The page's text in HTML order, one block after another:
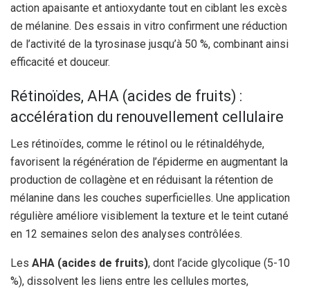
action apaisante et antioxydante tout en ciblant les excès
de mélanine. Des essais in vitro confirment une réduction
de l’activité de la tyrosinase jusqu’à 50 %, combinant ainsi
efficacité et douceur.
Rétinoïdes, AHA (acides de fruits) :
accélération du renouvellement cellulaire
Les rétinoïdes, comme le rétinol ou le rétinaldéhyde,
favorisent la régénération de l’épiderme en augmentant la
production de collagène et en réduisant la rétention de
mélanine dans les couches superficielles. Une application
régulière améliore visiblement la texture et le teint cutané
en 12 semaines selon des analyses contrôlées.
Les AHA (acides de fruits), dont l’acide glycolique (5-10
%), dissolvent les liens entre les cellules mortes,